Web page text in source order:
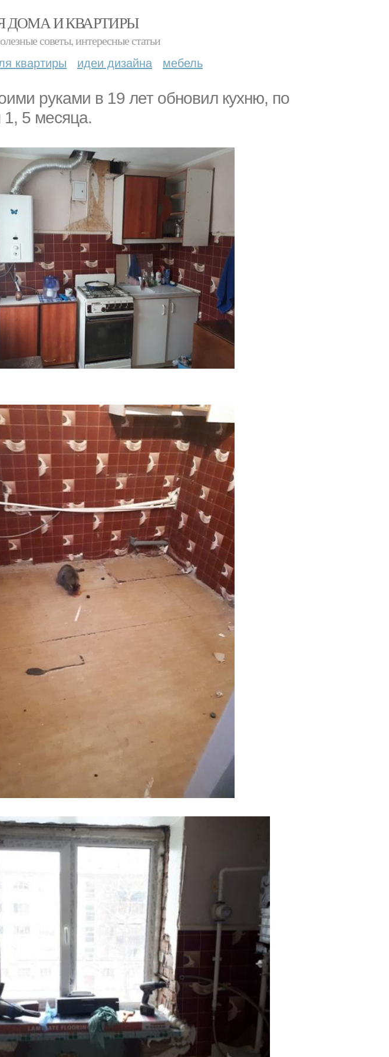
ДОМА И КВАРТИРЫ
советы, интересные статьи
квартиры идеи дизайна мебель
руками в 19 лет обновил кухню, по
1, 5 месяца.